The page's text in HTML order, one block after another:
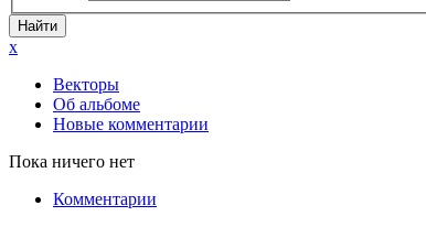
x
Векторы
Об альбоме
Новые комментарии
Пока ничего нет
Комментарии